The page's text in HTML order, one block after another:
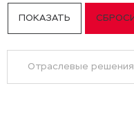
Отраслевые решения